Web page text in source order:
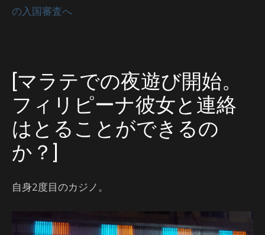
の入国審査へ
[マラテでの夜遊び開始。
フィリピーナ彼女と連絡
はとることができるの
か？]
自身2度目のカジノ。